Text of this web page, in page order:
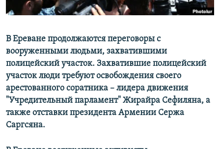
В Ереване продолжаются переговоры с
вооруженными людьми, захватившими
полицейский участок. Захватившие полицейский
участок люди требуют освобождения своего
арестованного соратника – лидера движения
"Учредительный парламент" Жирайра Сефиляна, а
также отставки президента Армении Сержа
Саргсяна.